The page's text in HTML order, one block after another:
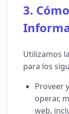
3.
Utilizamos
para los
Proveer
operar,
web,